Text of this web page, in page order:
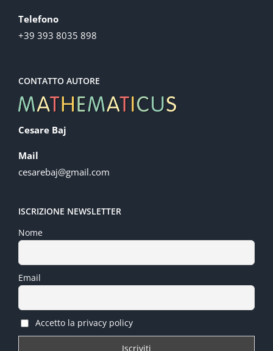
Telefono
+39 393 8035 898
CONTATTO AUTORE
Cesare Baj
Mail
cesarebaj@gmail.com
ISCRIZIONE NEWSLETTER
Nome
Email
Accetto la privacy policy